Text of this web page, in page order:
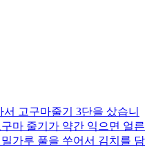
고구마줄기 3단을 샀습니
마 줄기가 약간 익으면 얼른
가루 풀을 쑤어서 김치를 담